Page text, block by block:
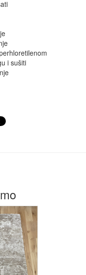
i sušiti